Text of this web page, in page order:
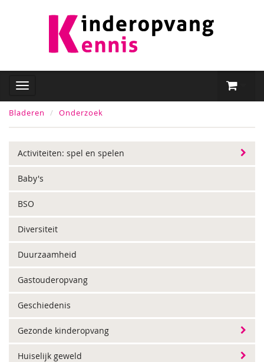
Bladeren Onderzoek
Activiteiten: spel en spelen
Baby's
BSO
Diversiteit
Duurzaamheid
Gastouderopvang
Geschiedenis
Gezonde kinderopvang
Huiselijk geweld